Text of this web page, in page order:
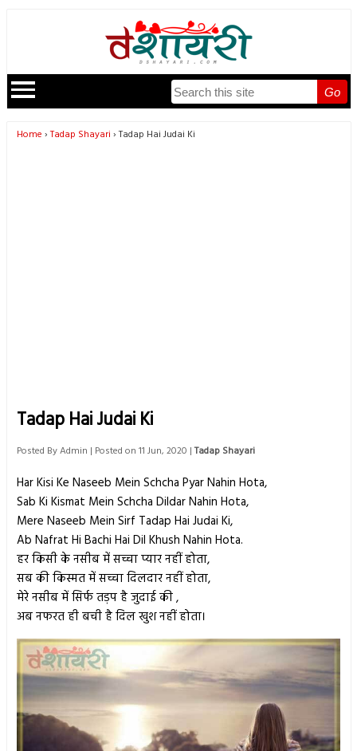
Go
Home Tadap Shayari Tadap Hai Judai Ki
Tadap Hai Judai Ki
Posted ByAdmin | Posted on 11 Jun, 2020 |Tadap Shayari
Har Kisi Ke Naseeb Mein Schcha Pyar Nahin Hota,
Sab Ki Kismat Mein Schcha Dildar Nahin Hota,
Mere Naseeb Mein Sirf Tadap Hai Judai Ki,
Ab Nafrat Hi Bachi Hai Dil Khush Nahin Hota.
हर किसी के नसीब में सच्चा प्यार नहीं होता,
सब की किस्मत में सच्चा दिलदार नहीं होता,
मेरे नसीब में सिर्फ तड़प है जुदाई की ,
अब नफरत ही बची है दिल खुश नहीं होता।